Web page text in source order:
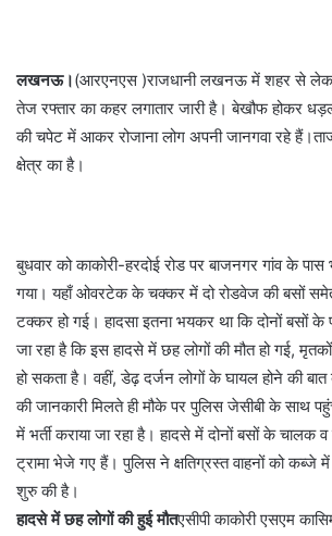
लखनऊ।(आरएनएस )राजधानी लखनऊ में शहर से
तेज रफ्तार का कहर लगातार जारी है। बेखौफ होकर
की चपेट में आकर रोजाना लोग अपनी जानगवा रहे
क्षेत्र का है।
बुधवार को काकोरी-हरदोई रोड पर बाजनगर गांव के
गया। यहाँ ओवरटेक के चक्कर में दो रोडवेज की बसों
टक्कर हो गई। हादसा इतना भयकर था कि दोनों बसों
जा रहा है कि इस हादसे में छह लोगों की मौत हो गई,
हो सकता है। वहीं, डेढ़ दर्जन लोगों के घायल होने की
की जानकारी मिलते ही मौके पर पुलिस जेसीबी के साथ
में भर्ती कराया जा रहा है। हादसे में दोनों बसों के चालक
ट्रामा भेजे गए हैं। पुलिस ने क्षतिग्रस्त वाहनों को कब्जे
शुरु की है।
हादसे में छह लोगों की हुई मौतएसीपी काकोरी एसएम